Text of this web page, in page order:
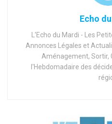
Echo
L'Echo du Mardi - Les
Annonces Légales et
Aménagement, Sortir,
l'Hebdomadaire des